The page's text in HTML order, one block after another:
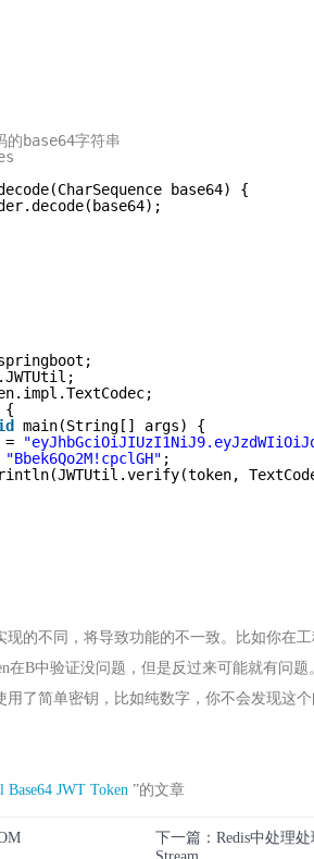
的base64字符串
base64) {
{
main(String[] args) {
=
"Bbek6Qo2M!cpclGH" ;
的不同，将导致功能的不一致。比如你在
在B中验证没问题，但是反过来可能就有问题
了简单密钥，比如纯数字，你不会发现这个
Base64 JWT Token ”的文章
下一篇：Redis中处理